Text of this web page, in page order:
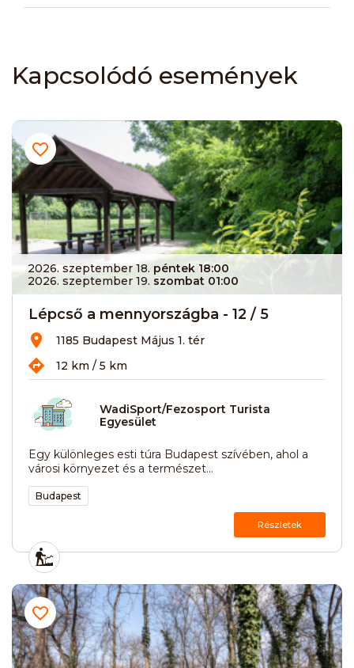
Kapcsolódó események
2026. szeptember 18. péntek 18:00
2026. szeptember 19. szombat 01:00
Lépcső a mennyországba - 12 / 5
1185 Budapest Május 1. tér
12 km / 5 km
WadiSport/Fezosport Turista
Egyesület
Egy különleges esti túra Budapest szívében, ahol a
városi környezet és a természet...
Budapest
Részletek